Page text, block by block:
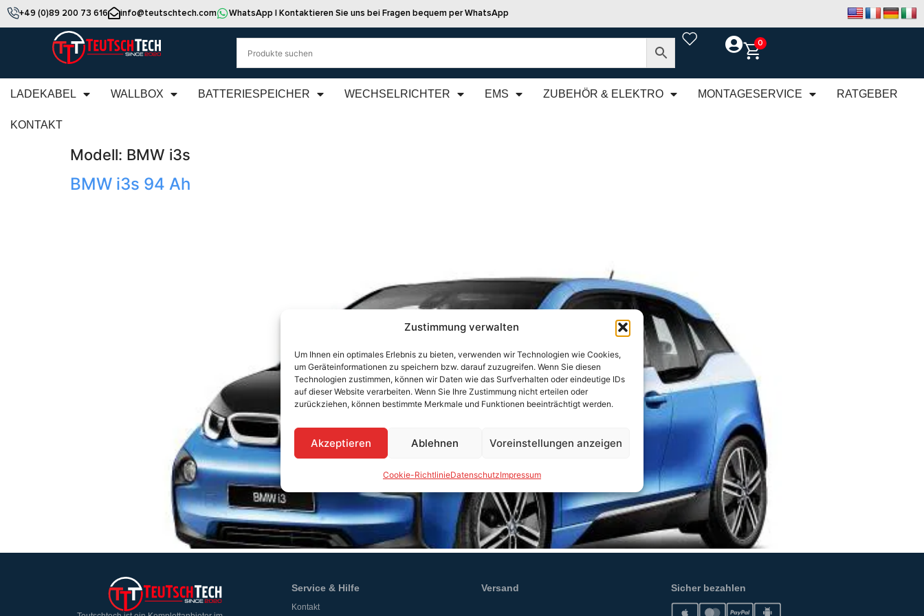
Zustimmung verwalten
Um Ihnen ein optimales Erlebnis zu bieten, verwenden wir Technologien wie Cookies,
um Geräteinformationen zu speichern bzw. darauf zuzugreifen. Wenn Sie diesen
Technologien zustimmen, können wir Daten wie das Surfverhalten oder eindeutige IDs
auf dieser Website verarbeiten. Wenn Sie Ihre Zustimmung nicht erteilen oder
zurückziehen, können bestimmte Merkmale und Funktionen beeinträchtigt werden.
Akzeptieren Ablehnen Voreinstellungen anzeigen
Cookie-RichtlinieDatenschutzImpressum
+49 (0)89 200 73 616 info@teutschtech.com WhatsApp | Kontaktieren Sie uns bei Fragen bequem per WhatsApp
0
LADEKABEL WALLBOX BATTERIESPEICHER WECHSELRICHTER EMS ZUBEHÖR & ELEKTRO MONTAGESERVICE RATGEBER
KONTAKT
Modell: BMW i3s
BMW i3s 94 Ah
Service & Hilfe
Kontakt
Versand Sicher bezahlen